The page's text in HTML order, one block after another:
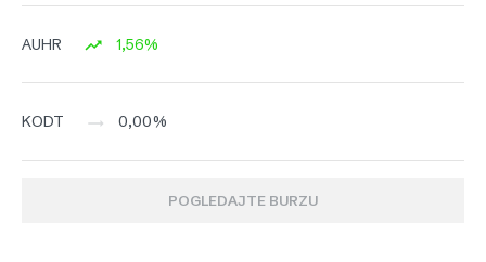
AUHR 1,56%
KODT 0,00%
POGLEDAJTE BURZU